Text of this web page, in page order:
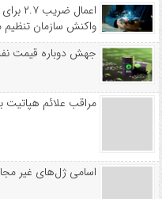
واکنش سازمان تنظیم
جهش دوباره قیمت نفت؛ برنت
مراقب علائم هپاتیت
اسامی ژل‌های غیر